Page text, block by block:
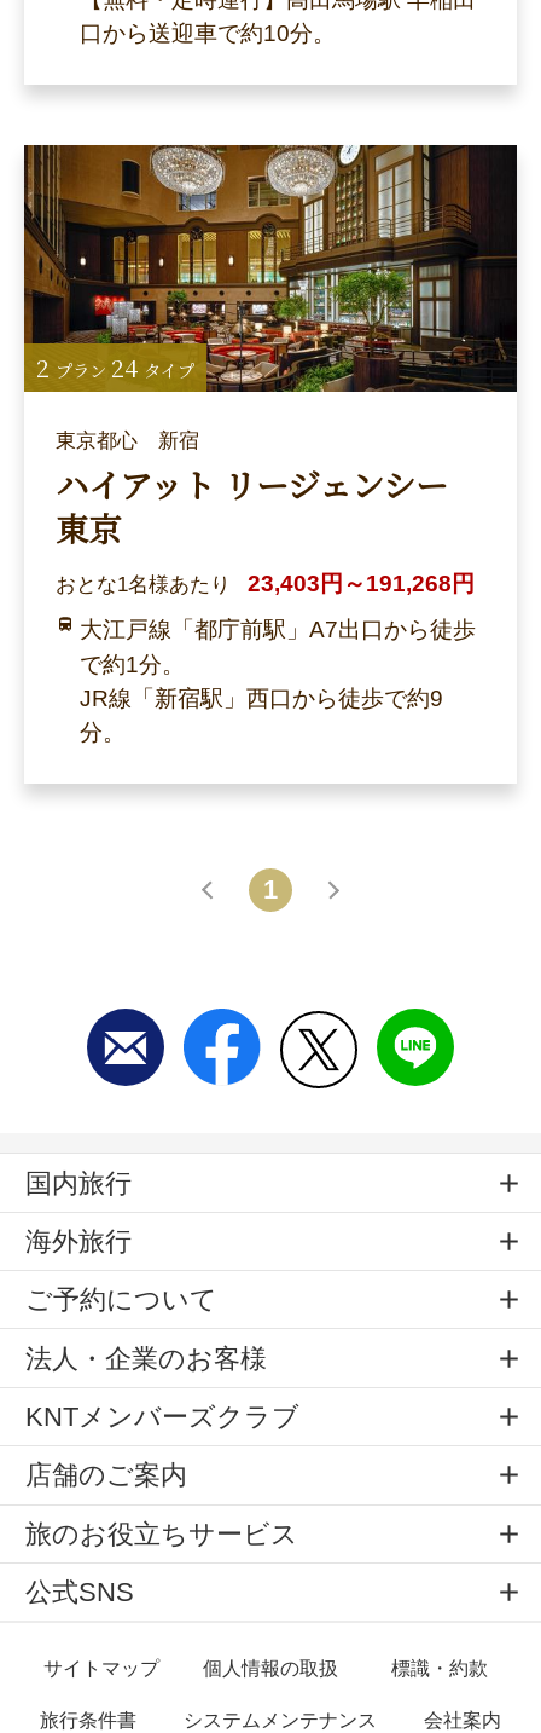
口から送迎車で約10分。
東京都心 新宿
ハイアット リージェンシー
東京
おとな1名様あたり
23,403円～191,268円
大江戸線「都庁前駅」A7出口から徒歩
で約1分。
JR線「新宿駅」西口から徒歩で約9
分。
2 プラン 24 タイプ
戻る
1
進む
国内旅行
海外旅行
ご予約について
法人・企業のお客様
KNTメンバーズクラブ
店舗のご案内
旅のお役立ちサービス
公式SNS
サイトマップ 個人情報の取扱 標識・約款
旅行条件書 システムメンテナンス 会社案内